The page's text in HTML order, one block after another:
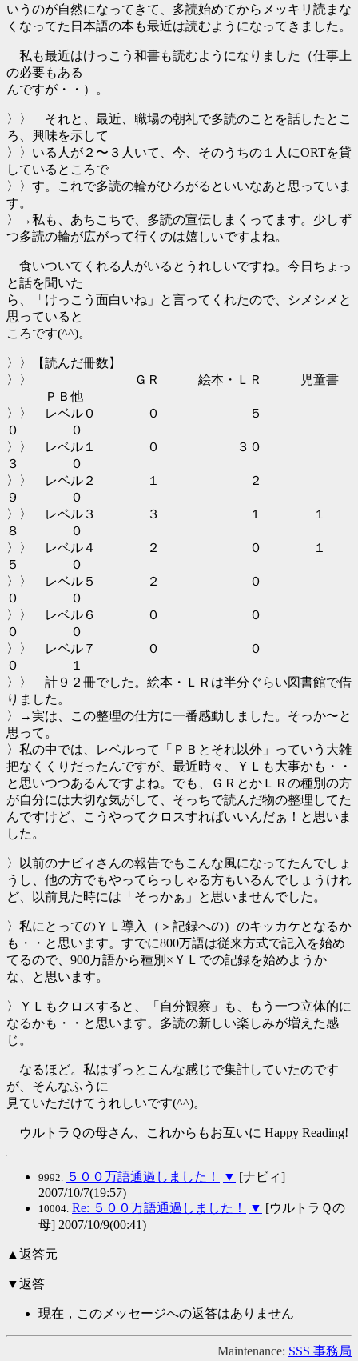
いうのが自然になってきて、多読始めてからメッキリ読まな
くなってた日本語の本も最近は読むようになってきました。
私も最近はけっこう和書も読むようになりました（仕事上
の必要もある
んですが・・）。
〉〉 それと、最近、職場の朝礼で多読のことを話したとこ
ろ、興味を示して
〉〉いる人が２〜３人いて、今、そのうちの１人にORTを貸
しているところで
〉〉す。これで多読の輪がひろがるといいなあと思っていま
す。
〉→私も、あちこちで、多読の宣伝しまくってます。少しず
つ多読の輪が広がって行くのは嬉しいですよね。
食いついてくれる人がいるとうれしいですね。今日ちょっ
と話を聞いた
ら、「けっこう面白いね」と言ってくれたので、シメシメと
思っていると
ころです(^^)。
〉〉【読んだ冊数】
〉〉 ＧＲ 絵本・ＬＲ 児童書
ＰＢ他
〉〉 レベル０ ０ ５
０ ０
〉〉 レベル１ ０ ３０
３ ０
〉〉 レベル２ １ ２
９ ０
〉〉 レベル３ ３ １ １
８ ０
〉〉 レベル４ ２ ０ １
５ ０
〉〉 レベル５ ２ ０
０ ０
〉〉 レベル６ ０ ０
０ ０
〉〉 レベル７ ０ ０
０ １
〉〉 計９２冊でした。絵本・ＬＲは半分ぐらい図書館で借
りました。
〉→実は、この整理の仕方に一番感動しました。そっか〜と
思って。
〉私の中では、レベルって「ＰＢとそれ以外」っていう大雑
把なくくりだったんですが、最近時々、ＹＬも大事かも・・
と思いつつあるんですよね。でも、ＧＲとかＬＲの種別の方
が自分には大切な気がして、そっちで読んだ物の整理してた
んですけど、こうやってクロスすればいいんだぁ！と思いま
した。
〉以前のナビィさんの報告でもこんな風になってたんでしょ
うし、他の方でもやってらっしゃる方もいるんでしょうけれ
ど、以前見た時には「そっかぁ」と思いませんでした。
〉私にとってのＹＬ導入（＞記録への）のキッカケとなるか
も・・と思います。すでに800万語は従来方式で記入を始め
てるので、900万語から種別×ＹＬでの記録を始めようか
な、と思います。
〉ＹＬもクロスすると、「自分観察」も、もう一つ立体的に
なるかも・・と思います。多読の新しい楽しみが増えた感
じ。
なるほど。私はずっとこんな感じで集計していたのです
が、そんなふうに
見ていただけてうれしいです(^^)。
ウルトラＱの母さん、これからもお互いに Happy Reading!
9992. ５００万語通過しました！ ▼ [ナビィ]
2007/10/7(19:57)
10004. Re: ５００万語通過しました！ ▼ [ウルトラＱの
母] 2007/10/9(00:41)
▲返答元
▼返答
現在，このメッセージへの返答はありません
Maintenance: SSS 事務局